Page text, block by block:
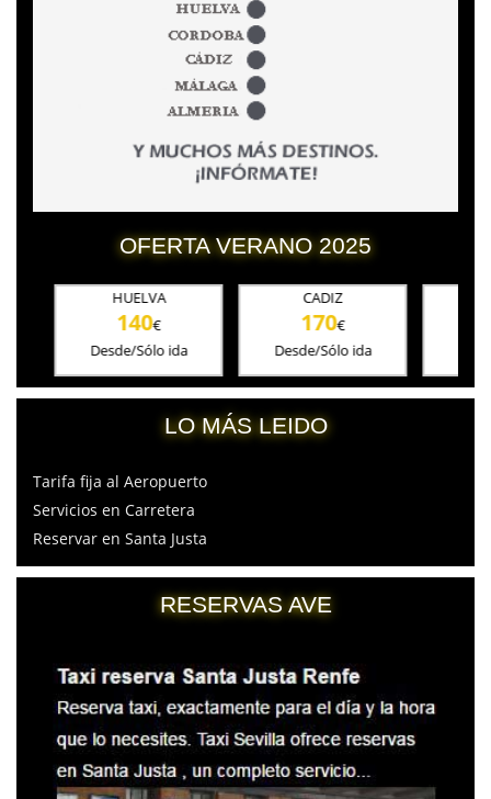
OFERTA VERANO 2025
HUELVA
140€
Desde/Sólo ida
CADIZ
170€
Desde/Sólo ida
LO MÁS LEIDO
Tarifa fija al Aeropuerto
Servicios en Carretera
Reservar en Santa Justa
RESERVAS AVE